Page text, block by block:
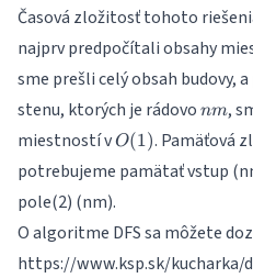
Časová zložitosť tohoto
najprv predpočítali obsahy
sme prešli celý obsah budovy,
stenu, ktorých je rádovo nm
nm,
miestností vO(1)
O(1). Pamäťová
potrebujeme pamätať vstup
pole(2) (nm).
O algoritme DFS sa môžete
https://www.ksp.sk/kucharka/